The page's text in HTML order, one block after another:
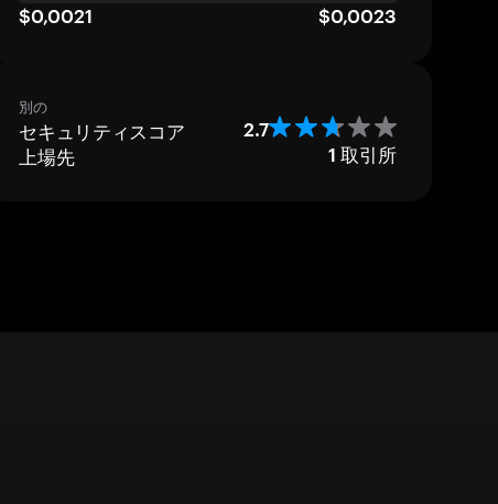
$0,0021 $0,0023
別の
セキュリティスコア 2.7
上場先 1 取引所